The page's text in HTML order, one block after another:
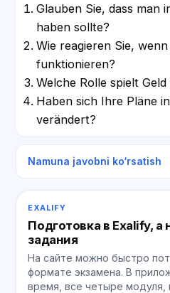
Glauben Sie, dass man
haben sollte?
Wie reagieren Sie,
funktionieren?
Welche Rolle spielt
Haben sich Ihre Pläne
verändert?
Namuna javobni ko‘rsatish
EXALIFY
Подготовка в Exalify,
задания
На сайте можно быстро
формате экзамена. В
время, все четыре модуля,